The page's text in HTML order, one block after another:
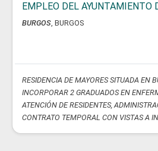
EMPLEO DEL AYUNTAMIENTO
BURGOS, BURGOS
RESIDENCIA DE MAYORES SITUADA EN
INCORPORAR 2 GRADUADOS EN
ATENCIÓN DE RESIDENTES,
CONTRATO TEMPORAL CON VISTAS A